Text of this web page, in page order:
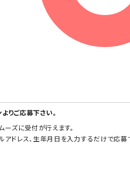
りご応募下さい。
ズに受付が行えます。
ドレス、生年月日を入力するだけで応募